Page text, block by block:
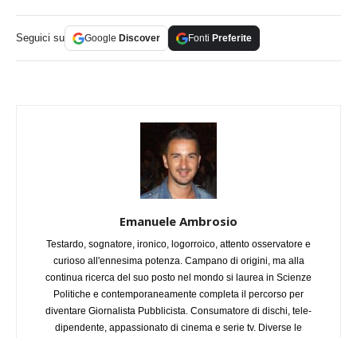
Seguici su Google Discover Fonti Preferite
Emanuele Ambrosio
Testardo, sognatore, ironico, logorroico, attento osservatore e
curioso all'ennesima potenza. Campano di origini, ma alla
continua ricerca del suo posto nel mondo si laurea in Scienze
Politiche e contemporaneamente completa il percorso per
diventare Giornalista Pubblicista. Consumatore di dischi, tele-
dipendente, appassionato di cinema e serie tv. Diverse le